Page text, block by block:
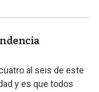
al seis de este
y es que todos